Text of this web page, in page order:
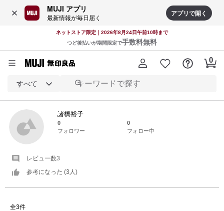
MUJI アプリ
最新情報が毎日届く アプリで開く
ネットストア限定｜2026年8月24日午前10時まで
つど後払いが期間限定で手数料無料
すべて
諸橋裕子 さんの レビュー一覧
諸橋裕子
0
0
フォロワー
フォロー中
レビュー数3
参考になった (3 人)
全3件